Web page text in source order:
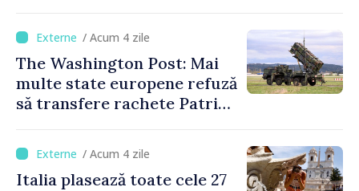
Străinătate, vor fi premiați
/ Acum 4 zile
The Washington Post: Mai
multe state europene refuză
să transfere rachete Patriot
/ Acum 4 zile
Italia plasează toate cele 27